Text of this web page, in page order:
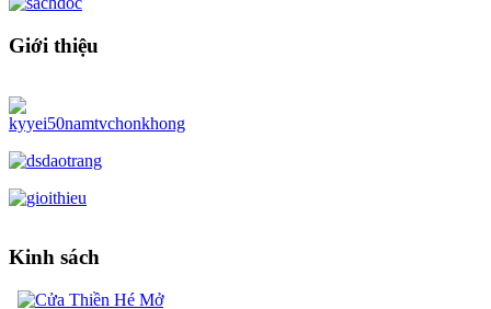
Giới thiệu
Kinh sách